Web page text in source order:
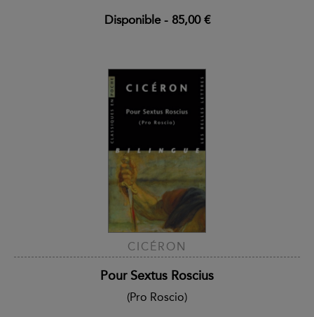
Disponible- 85,00 €
CICÉRON
Pour Sextus Roscius
(Pro Roscio)